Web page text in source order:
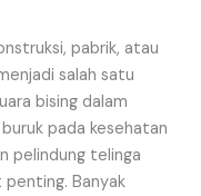
pabrik, atau
salah satu
bising dalam
pada kesehatan
pelindung telinga
Banyak